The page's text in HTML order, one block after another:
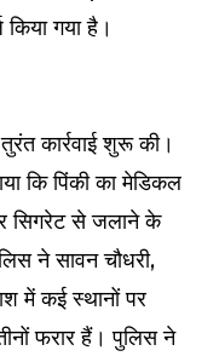
गया है।
कार्रवाई शुरू की।
कि पिंकी का मेडिकल
सिगरेट से जलाने के
ने सावन चौधरी,
में कई स्थानों पर
फरार हैं। पुलिस ने